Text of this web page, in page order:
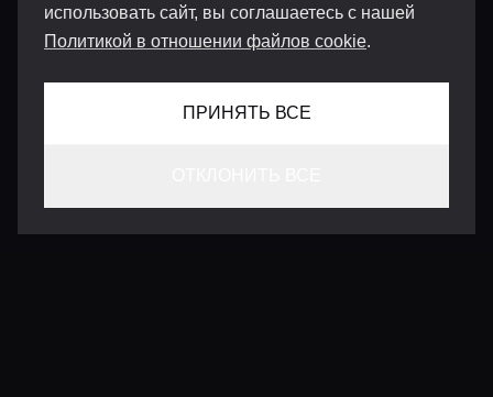
использовать сайт, вы соглашаетесь с нашей
Политикой в отношении файлов cookie.
ПРИНЯТЬ ВСЕ